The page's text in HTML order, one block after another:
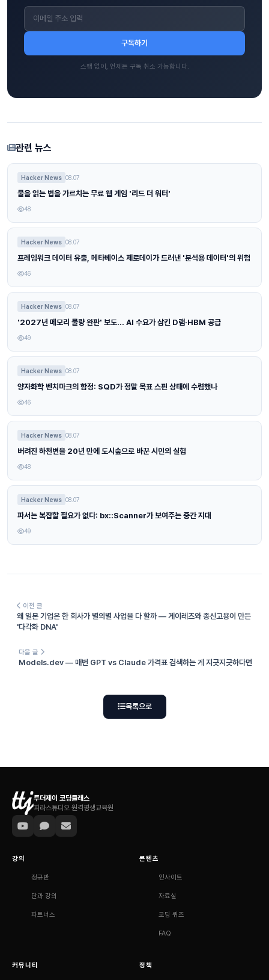
구독하기
스팸 없이, 언제든 구독 취소 가능합니다.
관련 뉴스
Hacker News 08.07
물을 읽는 법을 가르치는 무료 웹 게임 '리드 더 워터'
48
Hacker News 08.07
프레임워크 데이터 유출, 메타베이스 제로데이가 드러낸 '분석용 데이터'의 위험
46
Hacker News 08.07
'2027년 메모리 물량 완판' 보도… AI 수요가 삼킨 D램·HBM 공급
49
Hacker News 08.07
양자화학 벤치마크의 함정: SQD가 정말 목표 스핀 상태에 수렴했나
46
Hacker News 08.07
버려진 하천변을 20년 만에 도시숲으로 바꾼 시민의 실험
48
Hacker News 08.07
파서는 복잡할 필요가 없다: bx::Scanner가 보여주는 중간 지대
49
이전 글
왜 일본 기업은 한 회사가 별의별 사업을 다 할까 — 게이레츠와 종신고용이 만든
'다각화 DNA'
다음 글
Models.dev — 매번 GPT vs Claude 가격표 검색하는 게 지긋지긋하다면
목록으로
투더제이 코딩클래스
피라스튜디오 원격평생교육원
강의
정규반
단과 강의
파트너스
콘텐츠
인사이트
자료실
코딩 퀴즈
FAQ
커뮤니티 정책